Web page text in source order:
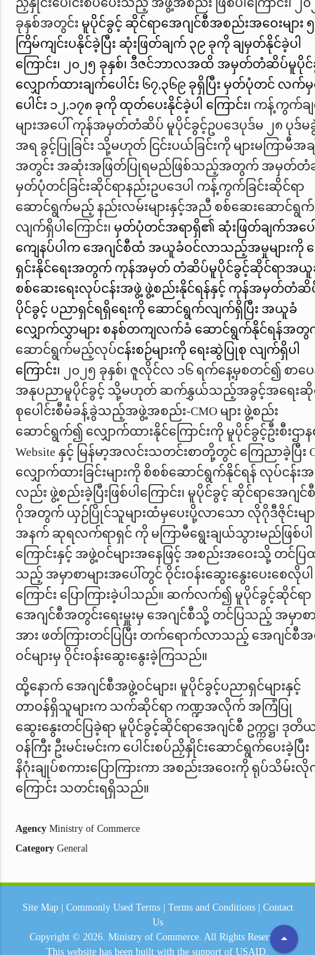
ညှိနှိုင်းပေါင်းစပ်ပေးသည့် အဖွဲ့အစည်း ဖြစ်ပါကြောင်း၊ ၂၀
ခုနှစ်အတွင်း မူပိုင်ခွင့် ဆိုင်ရာအေဂျင်စီအစည်းအဝေးများ ၅
ကြိမ်ကျင်းပနိုင်ခဲ့ပြီး ဆုံးဖြတ်ချက် ၃၉ ခုကို ချမှတ်နိုင်ခဲ့ပါ
ကြောင်း၊
၂၀၂၅ ခုနှစ်၊ ဒီဇင်ဘာလအထိ အမှတ်တံဆိပ်မူပိုင်
လျှောက်ထားချက်ပေါင်း ၆၇,၃၆၉ ခုရှိပြီး မှတ်ပုံတင် လက်
ပေါင်း ၁၂,၁၇၈ ခုကို ထုတ်ပေးနိုင်ခဲ့ပါ ကြောင်း၊ ကန့်ကွက်ခ
များအပေါ် ကုန်အမှတ်တံဆိပ် မူပိုင်ခွင့်ဥပဒေပုဒ်မ ၂၈ ပုဒ်မ
အရ ခွင့်ပြုခြင်း သို့မဟုတ် ငြင်းပယ်ခြင်းကို များမကြာမီအခ
အတွင်း အဆုံးအဖြတ်ပြုရမည်ဖြစ်သည့်အတွက် အမှတ်တံ
မှတ်ပုံတင်ခြင်းဆိုင်ရာနည်းဥပဒေပါ ကန့်ကွက်ခြင်းဆိုင်ရာ
ဆောင်ရွက်မည့် နည်းလမ်းများနှင့်အညီ စစ်ဆေးဆောင်ရွက်
လျက်ရှိပါကြောင်း၊ မှတ်ပုံတင်အရာရှိ၏ ဆုံးဖြတ်ချက်အပေ
ကျေနပ်ပါက အေဂျင်စီထံ အယူခံဝင်လာသည့်အမှုများကို ဖ
ရှင်းနိုင်ရေးအတွက် ကုန်အမှတ် တံဆိပ်မူပိုင်ခွင့်ဆိုင်ရာအယူ
စစ်ဆေးရေးလုပ်ငန်းအဖွဲ့ ဖွဲ့စည်းနိုင်ရန်နှင့် ကုန်အမှတ်တံဆိ
ပိုင်ခွင့် ပညာရှင်ရရှိရေးကို ဆောင်ရွက်လျက်ရှိပြီး အယူခံ
လျှောက်လွှာများ စနစ်တကျလက်ခံ ဆောင်ရွက်နိုင်ရန်အ
ဆောင်ရွက်မည့်လုပ်ငန်းစဉ်များကို ရေးဆွဲပြုစု လျက်ရှိပါ
ကြောင်း၊
၂၀၂၅ ခုနှစ်၊ ဇူလိုင်လ ၁၆ ရက်နေ့မှစတင်၍ စာပ
အနုပညာမူပိုင်ခွင့် သို့မဟုတ် ဆက်နွှယ်သည့်အခွင့်အရေးဆို
စုပေါင်းစီမံခန့်ခွဲသည့်အဖွဲ့အစည်း-CMO များ ဖွဲ့စည်း
ဆောင်ရွက်၍ လျှောက်ထားနိုင်ကြောင်းကို မူပိုင်ခွင့်ဦးစီးဌာ
Websiteနှင့် မြန်မာ့အလင်းသတင်းစာတို့တွင် ကြေညာခဲ့ပြီး
လျှောက်ထားခြင်းများကို စိစစ်ဆောင်ရွက်နိုင်ရန် လုပ်ငန်း
လည်း ဖွဲ့စည်းခဲ့ပြီးဖြစ်ပါကြောင်း၊ မူပိုင်ခွင့် ဆိုင်ရာအေဂျင်
ဂိုအတွက် ယှဉ်ပြိုင်သူများထံမှပေးပို့လာသော လိုဂိုဒီဇိုင်းမျာ
အနက် ဆုရလက်ရာရှင် ကို မကြာမီရွေးချယ်သွားမည်ဖြစ်ပါ
ကြောင်းနှင့် အဖွဲ့ဝင်များအနေဖြင့် အစည်းအဝေးသို့ တင်ပြ
သည့် အမှာစာများအပေါ်တွင် ဝိုင်းဝန်းဆွေးနွေးပေးစေလိုပါ
ကြောင်း ပြောကြားခဲ့ပါသည်။ ဆက်လက်၍ မူပိုင်ခွင့်ဆိုင်ရာ
အေဂျင်စီအတွင်းရေးမှူးမှ အေဂျင်စီသို့ တင်ပြသည့် အမှာစာ
အား ဖတ်ကြားတင်ပြပြီး တက်ရောက်လာသည့် အေဂျင်စီ
ဝင်များမှ ဝိုင်းဝန်းဆွေးနွေးခဲ့ကြသည်။
ထို့နောက် အေဂျင်စီအဖွဲ့ဝင်များ၊ မူပိုင်ခွင့်ပညာရှင်များနှင့်
တာဝန်ရှိသူများက သက်ဆိုင်ရာ ကဏ္ဍအလိုက် အကြံပြု
ဆွေးနွေးတင်ပြခဲ့ရာ မူပိုင်ခွင့်ဆိုင်ရာအေဂျင်စီ ဥက္ကဋ္ဌ၊ ဒုတိ
ဝန်ကြီး ဦးမင်းမင်းက ပေါင်းစပ်ညှိနှိုင်းဆောင်ရွက်ပေးခဲ့ပြီး
နိဂုံးချုပ်စကားပြောကြားကာ အစည်းအဝေးကို ရုပ်သိမ်း
ကြောင်း သတင်းရရှိသည်။
Agency Ministry of Commerce
Category General
arrow_drop_up
Site Map| Commonly Used Terms| Terms and Conditions| Contact
Us
Copyright © 2026. Ministry of Commerce. All Rights Reserved.
This website has been built with the support of USAID.